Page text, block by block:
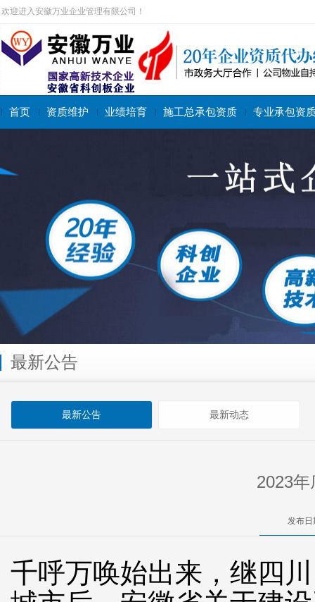
欢迎进入安徽万业企业管理有限公司！
首页 资质维护 业绩培育 施工总承包资质 专业承包资
搜索关键字： 施工总承包资质 专业承包资质 施工劳务资质
最新公告
最新公告 最新动态
2023
发布
千呼万唤始出来，继四